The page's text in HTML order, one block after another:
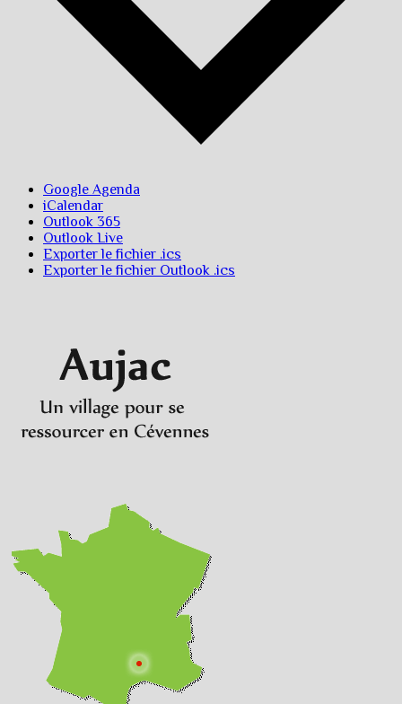
Google Agenda
iCalendar
Outlook 365
Outlook Live
Exporter le fichier .ics
Exporter le fichier Outlook .ics